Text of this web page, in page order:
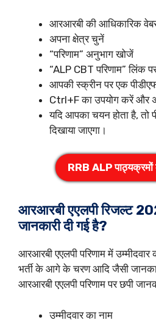
आरआरबी की आधिकारिक
अपना क्षेत्र चुनें
“परिणाम” अनुभाग खोजें
“ALP CBT परिणाम” लिंक
आपकी स्क्रीन पर एक
Ctrl+F का उपयोग करें और
यदि आपका चयन होता है, तो
दिखाया जाएगा।
RRB ALP पाठ्यक्रमों
आरआरबी एएलपी रिजल्ट
जानकारी दी गई है?
आरआरबी एएलपी परिणाम में
भर्ती के आगे के चरण आदि जैसी
आरआरबी एएलपी परिणाम पर छपी
उम्मीदवार का नाम